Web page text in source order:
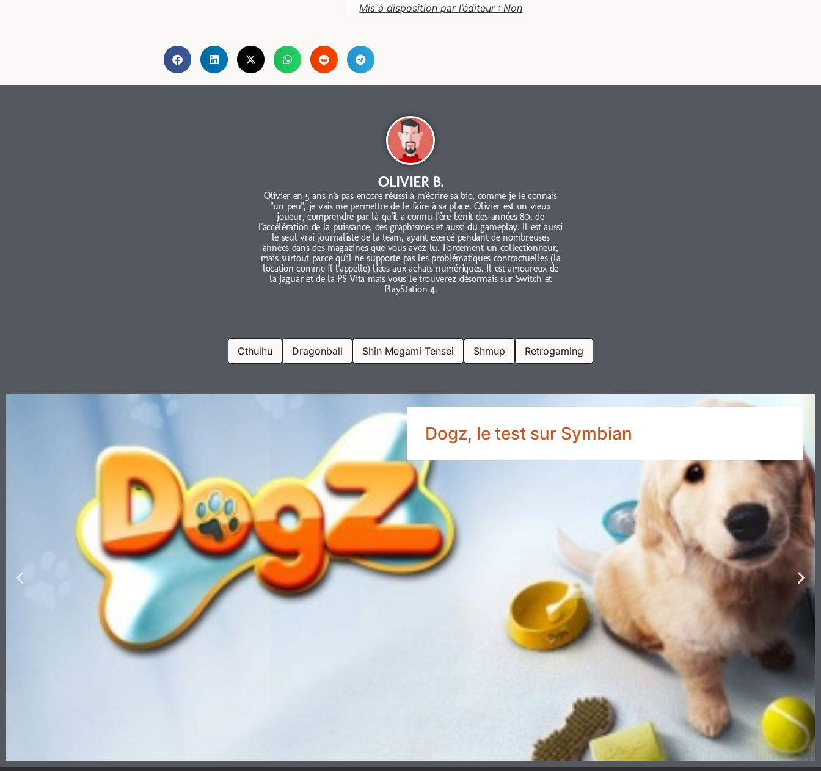
Mis à disposition par l’éditeur : Non
OLIVIER B.
Olivier en 5 ans n'a pas encore réussi à m'écrire sa bio, comme je le connais
"un peu", je vais me permettre de le faire à sa place. Olivier est un vieux
joueur, comprendre par là qu'il a connu l'ère bénit des années 80, de
l'accélération de la puissance, des graphismes et aussi du gameplay. Il est aussi
le seul vrai journaliste de la team, ayant exercé pendant de nombreuses
années dans des magazines que vous avez lu. Forcément un collectionneur,
mais surtout parce qu'il ne supporte pas les problématiques contractuelles (la
location comme il l'appelle) liées aux achats numériques. Il est amoureux de
la Jaguar et de la PS Vita mais vous le trouverez désormais sur Switch et
PlayStation 4.
Cthulhu Dragonball Shin Megami Tensei Shmup Retrogaming
Dogz, le test sur Symbian